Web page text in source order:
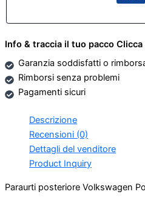
Info & traccia il tuo pacco
Garanzia soddisfatti o
Rimborsi senza problemi
Pagamenti sicuri
Descrizione
Recensioni (0)
Dettagli del venditore
Product Inquiry
Paraurti posteriore Volkswagen